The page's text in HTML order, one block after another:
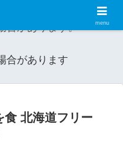
合があります。
合があります
食 北海道フリー
menu